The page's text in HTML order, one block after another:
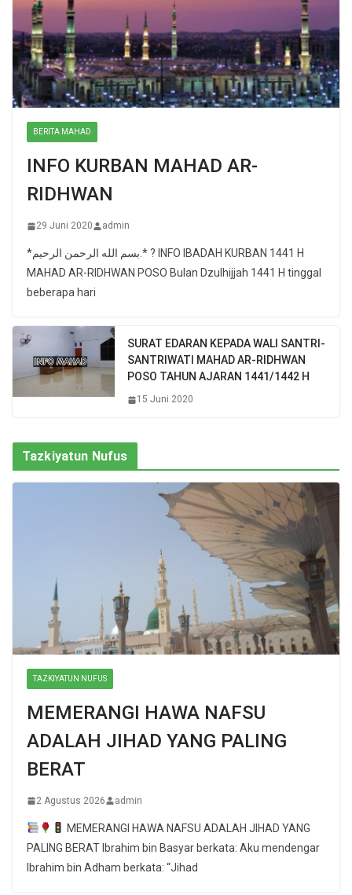
BERITA MAHAD
INFO KURBAN MAHAD AR-
RIDHWAN
29 Juni 2020 admin
*بسم الله الرحمن الرحيم.* ? INFO IBADAH KURBAN 1441 H
MAHAD AR-RIDHWAN POSO Bulan Dzulhijjah 1441 H tinggal
beberapa hari
SURAT EDARAN KEPADA WALI SANTRI-
SANTRIWATI MAHAD AR-RIDHWAN
POSO TAHUN AJARAN 1441/1442 H
15 Juni 2020
Tazkiyatun Nufus
TAZKIYATUN NUFUS
MEMERANGI HAWA NAFSU
ADALAH JIHAD YANG PALING
BERAT
2 Agustus 2026 admin
MEMERANGI HAWA NAFSU ADALAH JIHAD YANG
PALING BERAT Ibrahim bin Basyar berkata: Aku mendengar
Ibrahim bin Adham berkata: “Jihad